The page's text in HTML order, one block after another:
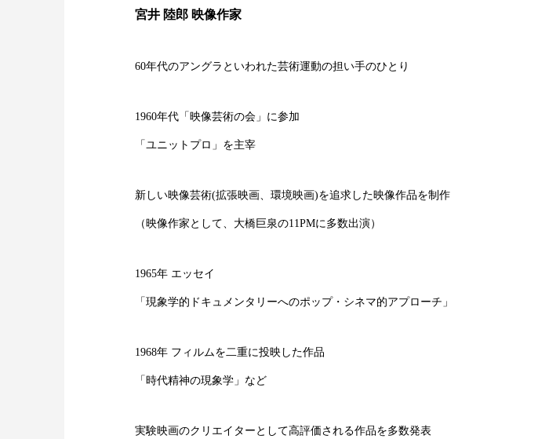
宮井 陸郎 映像作家
60年代のアングラといわれた芸術運動の担い手のひとり
1960年代「映像芸術の会」に参加
「ユニットプロ」を主宰
新しい映像芸術(拡張映画、環境映画)を追求した映像作品を制作
（映像作家として、大橋巨泉の11PMに多数出演）
1965年 エッセイ
「現象学的ドキュメンタリーへのポップ・シネマ的アプローチ」
1968年 フィルムを二重に投映した作品
「時代精神の現象学」など
実験映画のクリエイターとして高評価される作品を多数発表